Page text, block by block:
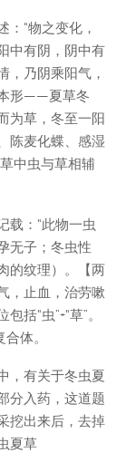
“物之变化，
中有阴，阴中有
，乃阴乘阳气，
形——夏草冬
为草，冬至一阳
陈麦化蝶、感湿
中虫与草相辅
载：“此物一虫
无子；冬虫性
的纹理）。【两
，止血，治劳嗽
括“虫”+“草”。
体。
，有关于冬虫夏
分入药，这道题
挖出来后，去掉
夏草